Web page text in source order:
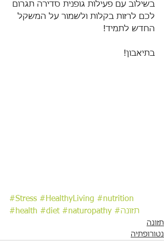
בשילוב עם פעילות גופנית סדירה תגרום
לכם לרזות בקלות ולשמור על המשקל
החדש לתמיד!
בתיאבון!
#Stress #HealthyLiving #nutrition
#health #diet #naturopathy #תזונה
תזונה
נטורופתיה